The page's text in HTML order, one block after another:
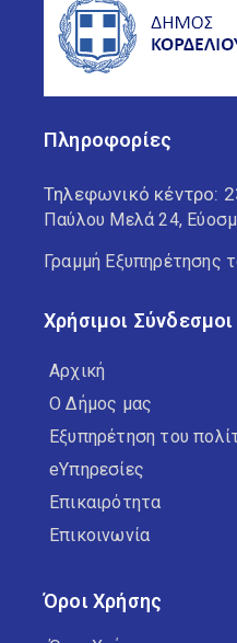
Πληροφορίες
Τηλεφωνικό κέντρο:
Παύλου Μελά 24,
Γραμμή Εξυπηρέτησης
Χρήσιμοι Σύνδεσμοι
Αρχική
Ο Δήμος μας
Εξυπηρέτηση του
eΥπηρεσίες
Επικαιρότητα
Επικοινωνία
Όροι Χρήσης